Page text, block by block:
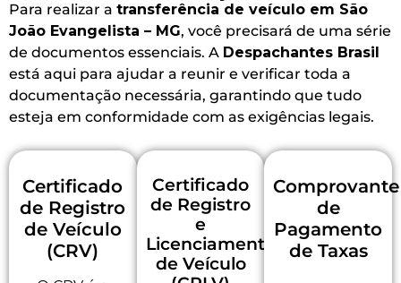
Para realizar a transferência de veículo em São
João Evangelista – MG, você precisará de uma série
de documentos essenciais. A Despachantes Brasil
está aqui para ajudar a reunir e verificar toda a
documentação necessária, garantindo que tudo
esteja em conformidade com as exigências legais.
Certificado
de Registro
de Veículo
(CRV)
Certificado
de Registro
e
Licenciamento
de Veículo
Comprovante
de
Pagamento
de Taxas